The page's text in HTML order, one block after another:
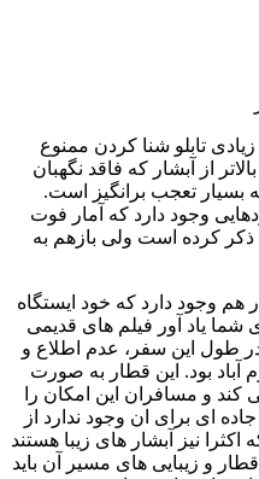
زیادی تابلو شنا کردن ممنوع
از آبشار که فاقد نگهبان
بسیار تعجب برانگیز است.
وجود دارد که آمار فوت
ذکر کرده است ولی بازهم به
هم وجود دارد که خود ایستگاه
شما یاد آور فیلم های قدیمی
طول این سفر، عدم اطلاع و
آباد بود. این قطار به صورت
و مسافران این امکان را
ای برای ان وجود ندارد از
نیز آبشار های زیبا هستند
و زیبایی های مسیر آن باید